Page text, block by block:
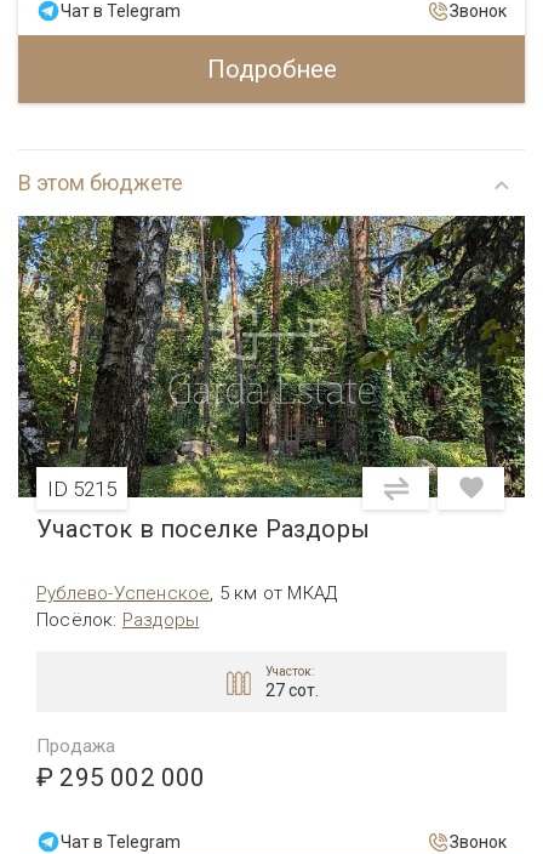
Чат в Telegram Звонок
Подробнее
В этом бюджете
ID 5215
Участок в поселке Раздоры
Рублево-Успенское, 5 км от МКАД
Посёлок: Раздоры
Участок:
27 сот.
Продажа
₽ 295 002 000
Чат в Telegram Звонок